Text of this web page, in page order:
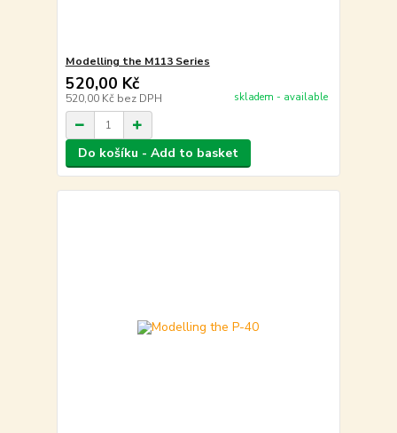
Modelling the M113 Series
520,00 Kč
520,00 Kč bez DPH skladem - available
Do košíku - Add to basket